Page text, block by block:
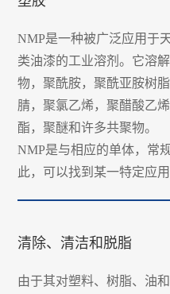
NMP是一种被广泛应用于
类油漆的工业溶剂。它溶
物，聚酰胺，聚酰亚胺树
腈，聚氯乙烯，聚醋酸乙
酯，聚醚和许多共聚物。
NMP是与相应的单体，常
此，可以找到某一特定应
清除、清洁和脱脂
由于其对塑料、树脂、油